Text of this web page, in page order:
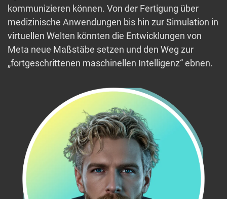
kommunizieren können. Von der Fertigung über
medizinische Anwendungen bis hin zur Simulation in
virtuellen Welten könnten die Entwicklungen von
Meta neue Maßstäbe setzen und den Weg zur
„fortgeschrittenen maschinellen Intelligenz“ ebnen.